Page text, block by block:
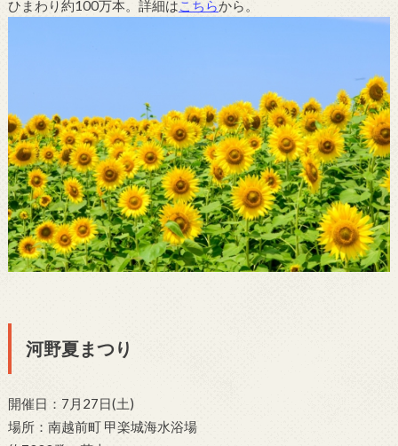
ひまわり約100万本。詳細はこちらから。
河野夏まつり
開催日：7月27日(土)
場所：南越前町 甲楽城海水浴場